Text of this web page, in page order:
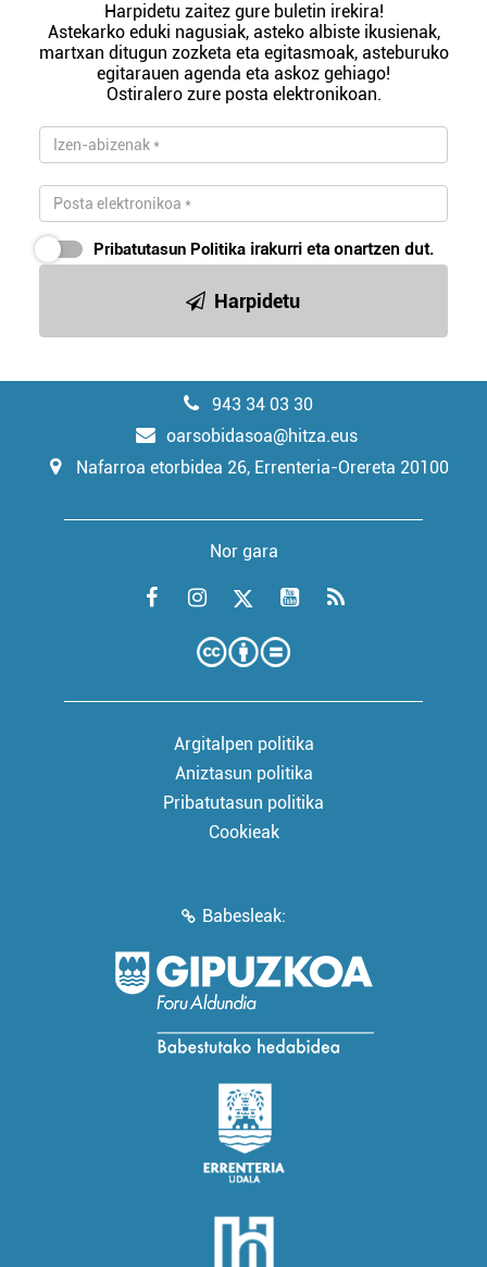
Harpidetu zaitez gure buletin irekira!
Astekarko eduki nagusiak, asteko albiste ikusienak,
martxan ditugun zozketa eta egitasmoak, asteburuko
egitarauen agenda eta askoz gehiago!
Ostiralero zure posta elektronikoan.
Pribatutasun Politika irakurri eta onartzen dut.
Harpidetu
943 34 03 30
oarsobidasoa@hitza.eus
Nafarroa etorbidea 26, Errenteria-Orereta 20100
Nor gara
Argitalpen politika
Aniztasun politika
Pribatutasun politika
Cookieak
Babesleak: